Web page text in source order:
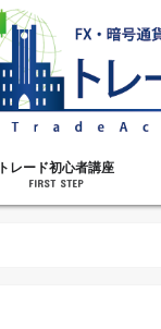
トレード初心者講座
FIRST STEP